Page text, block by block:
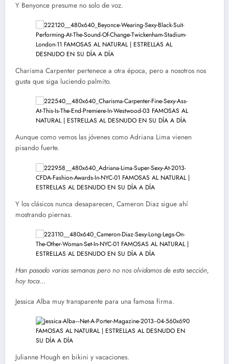
Y Benyonce presume no solo de voz.
Charisma Carpenter pertenece a otra época, pero a nosotros nos
gusta que siga luciendo palmito.
Aunque como vemos las jóvenes como Adriana Lima vienen
pisando fuerte.
Y los clásicos nunca desaparecen, Cameron Diaz sigue ahí
mostrando piernas.
Han pasado varias semanas pero no nos olvidamos de esta sección,
hoy toca…
Jessica Alba muy transparente para una famosa firma.
Julianne Hough en bikini y vacaciones.